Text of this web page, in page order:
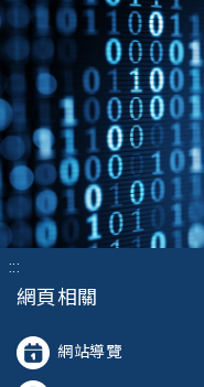
:::
網頁相關
網站導覽